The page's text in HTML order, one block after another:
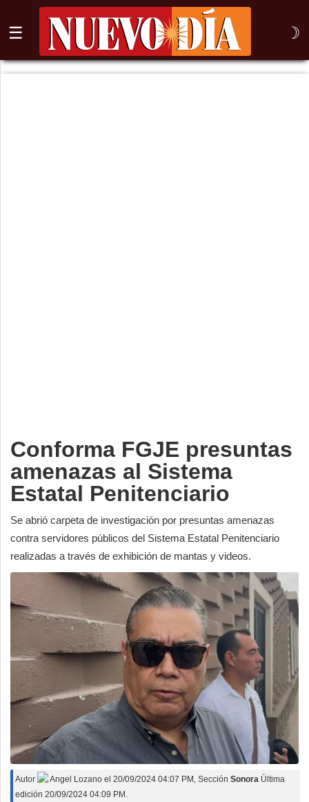
☰ ☽
⌕
Conforma FGJE presuntas
amenazas al Sistema
Estatal Penitenciario
Se abrió carpeta de investigación por presuntas amenazas
contra servidores públicos del Sistema Estatal Penitenciario
realizadas a través de exhibición de mantas y videos.
Autor Angel Lozano el 20/09/2024 04:07 PM , Sección Sonora Última
edición 20/09/2024 04:09 PM.